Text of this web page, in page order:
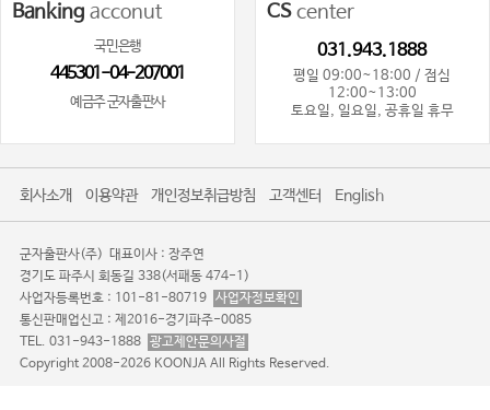
Banking acconut
국민은행
445301-04-207001
예금주 군자출판사
CScenter
031.943.1888
평일 09:00~18:00 / 점심
12:00~13:00
토요일, 일요일, 공휴일 휴무
회사소개 이용약관 개인정보취급방침 고객센터 English
군자출판사(주) 대표이사 : 장주연
경기도 파주시 회동길 338(서패동 474-1)
사업자등록번호 : 101-81-80719 사업자정보확인
통신판매업신고 : 제2016-경기파주-0085
TEL. 031-943-1888 광고제안문의사절
Copyright 2008-2026 KOONJA All Rights Reserved.